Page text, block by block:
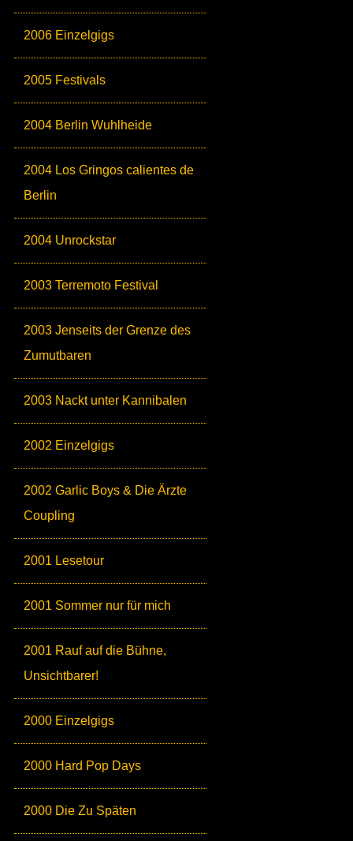
2006 Einzelgigs
2005 Festivals
2004 Berlin Wuhlheide
2004 Los Gringos calientes de
Berlin
2004 Unrockstar
2003 Terremoto Festival
2003 Jenseits der Grenze des
Zumutbaren
2003 Nackt unter Kannibalen
2002 Einzelgigs
2002 Garlic Boys & Die Ärzte
Coupling
2001 Lesetour
2001 Sommer nur für mich
2001 Rauf auf die Bühne,
Unsichtbarer!
2000 Einzelgigs
2000 Hard Pop Days
2000 Die Zu Späten